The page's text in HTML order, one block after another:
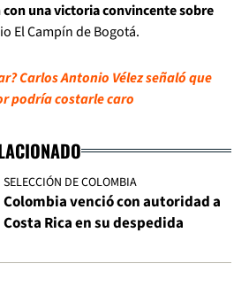
una victoria convincente sobre
El Campín de Bogotá.
Carlos Antonio Vélez señaló que
podría costarle caro
SELECCIÓN DE COLOMBIA
Colombia venció con autoridad a
Costa Rica en su despedida